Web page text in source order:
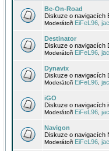
Be-On-Road
Diskuze o navigacích
Moderátoři EiFeL96
Destinator
Diskuze o navigacích
Moderátoři EiFeL96
Dynavix
Diskuze o navigacích
Moderátoři EiFeL96
iGO
Diskuze o navigacích
Moderátoři EiFeL96
Navigon
Diskuze o navigacích
Moderátoři EiFeL96